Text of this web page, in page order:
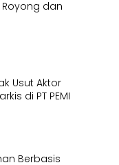
dan
Usut Aktor
di PT PEMI
Berbasis